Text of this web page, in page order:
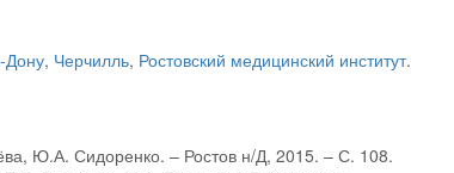
Дону, Черчилль, Ростовский медицинский институт.
Ю.А. Сидоренко. – Ростов н/Д, 2015. – С. 108.